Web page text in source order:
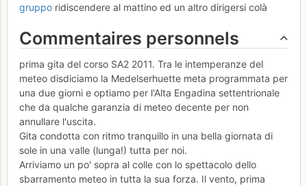
gruppo ridiscendere al mattino ed un altro dirigersi colà
Commentaires personnels
prima gita del corso SA2 2011. Tra le intemperanze del
meteo disdiciamo la Medelserhuette meta programmata per
una due giorni e optiamo per l'Alta Engadina settentrionale
che da qualche garanzia di meteo decente per non
annullare l'uscita.
Gita condotta con ritmo tranquillo in una bella giornata di
sole in una valle (lunga!) tutta per noi.
Arriviamo un po' sopra al colle con lo spettacolo dello
sbarramento meteo in tutta la sua forza. Il vento, prima